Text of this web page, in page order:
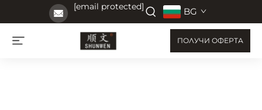
[email protected] BG
ПОЛУЧИ ОФЕРТА